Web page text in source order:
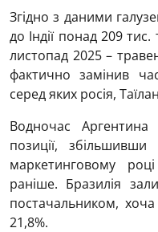
Згідно з даними
до Індії понад 209 тис.
листопад 2025 –
фактично замінив
серед яких росія,
Водночас
позиції,
маркетинговому
раніше. Бразилія
постачальником,
21,8%.